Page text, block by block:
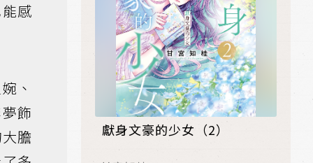
感
、
飾
膽
獻身文豪的少女（2）